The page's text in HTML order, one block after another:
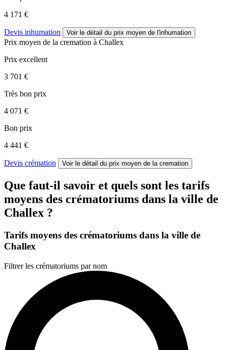
4 171 €
Devis inhumation Voir le détail du prix moyen de l'inhumation
Prix moyen de la cremation à Challex
Prix excellent
3 701 €
Très bon prix
4 071 €
Bon prix
4 441 €
Devis crémation Voir le détail du prix moyen de la cremation
Que faut-il savoir et quels sont les tarifs
moyens des crématoriums dans la ville de
Challex ?
Tarifs moyens des crématoriums dans la ville de
Challex
Filtrer les crématoriums par nom